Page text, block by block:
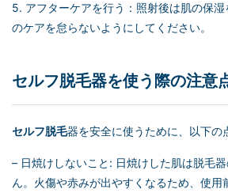
5. アフターケアを行う：照射後は肌の保
のケアを怠らないようにしてください。
セルフ脱毛器を使う際の注意
セルフ脱毛器を安全に使うために、以下の
– 日焼けしないこと: 日焼けした肌は脱毛
ん。火傷や赤みが出やすくなるため、使用